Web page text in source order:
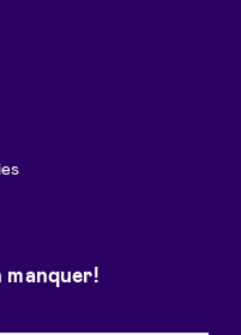
manquer!